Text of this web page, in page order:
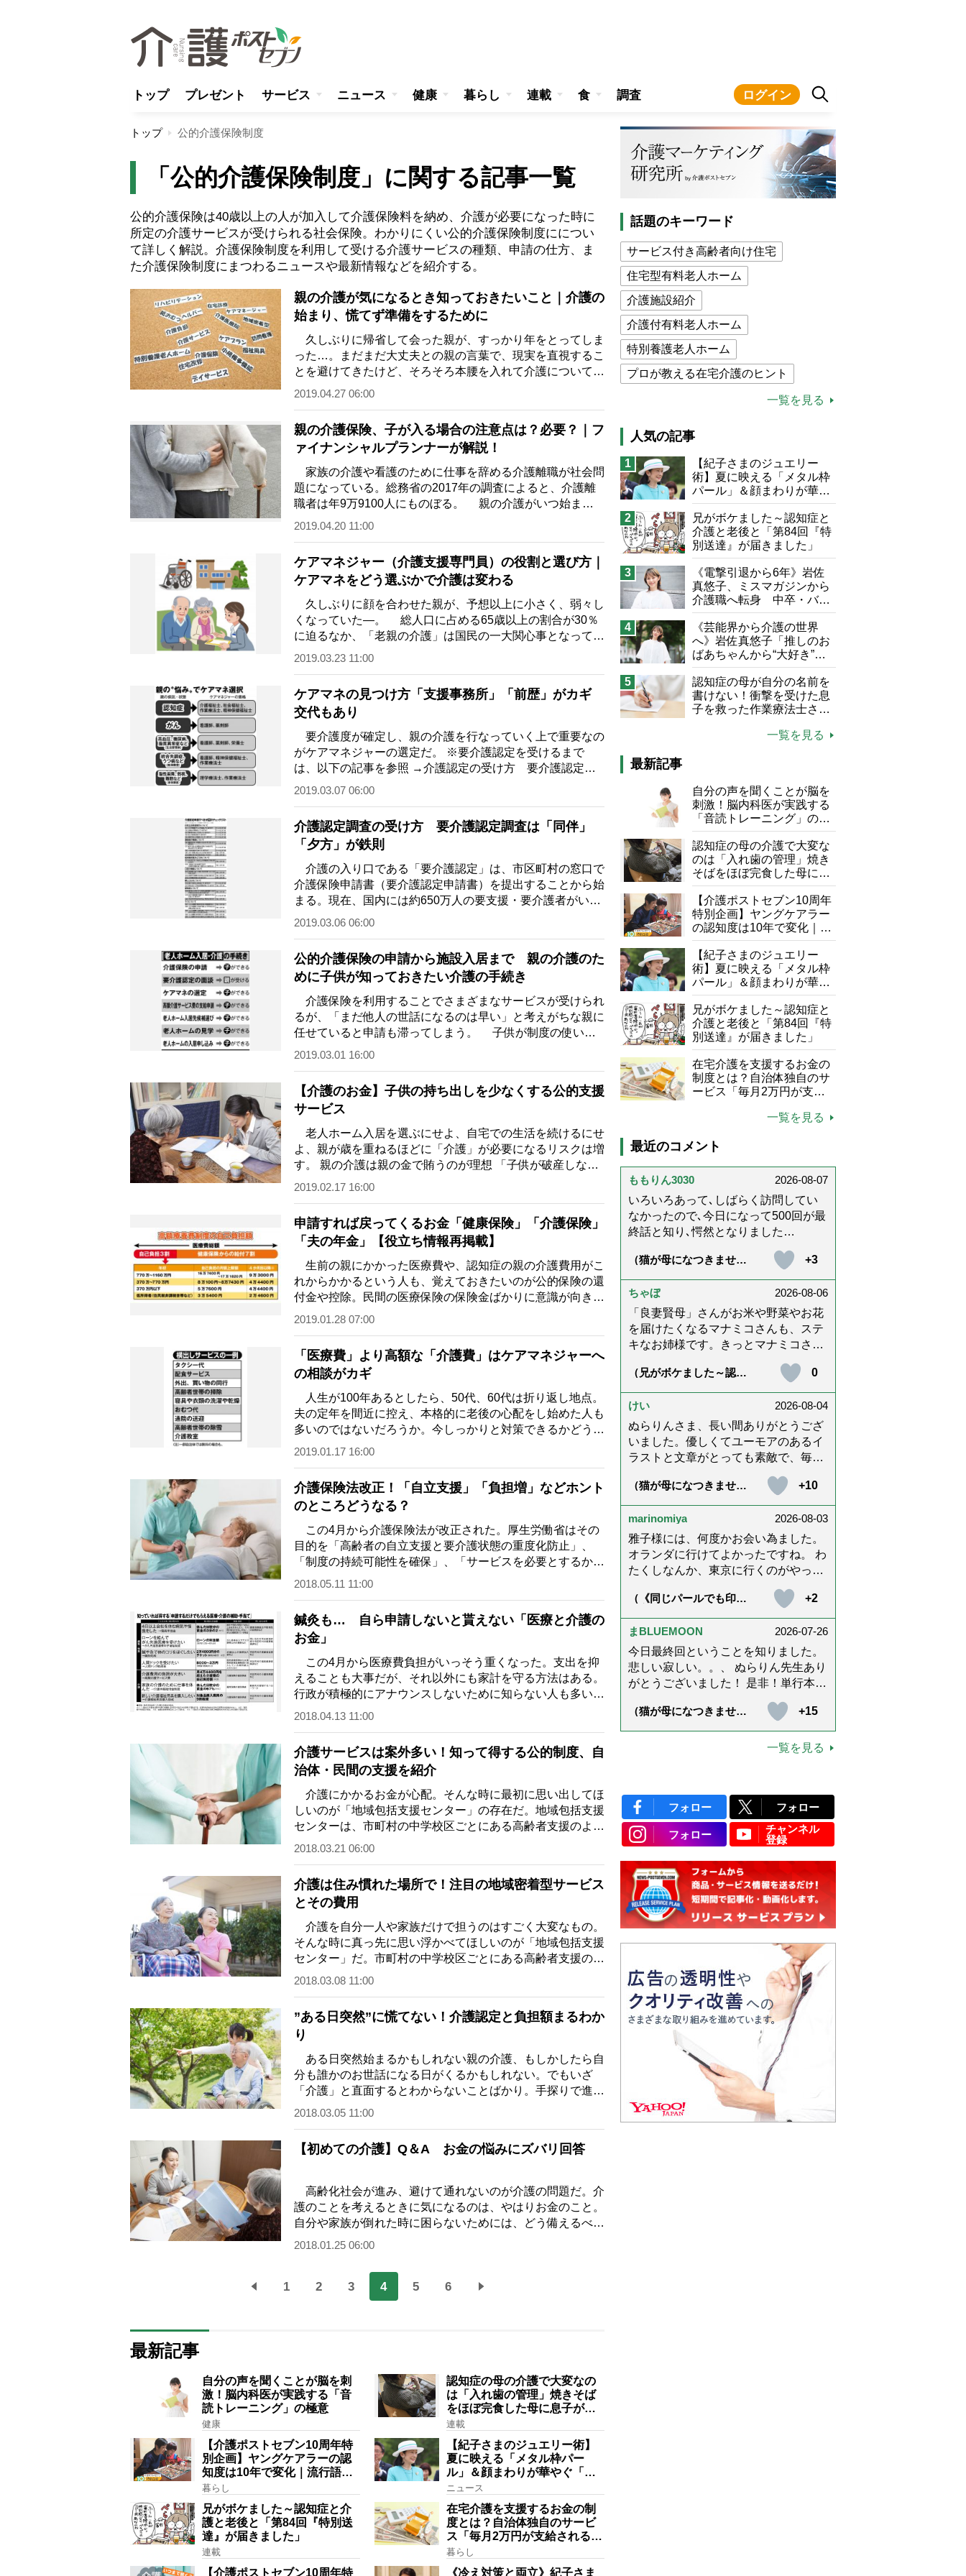
トップ プレゼント サービス ニュース 健康 暮らし 連載 食 調査 ログイン
トップ 公的介護保険制度
「公的介護保険制度」に関する記事一覧
公的介護保険は40歳以上の人が加入して介護保険料を納め、介護が必要になった時に
所定の介護サービスが受けられる社会保険。わかりにくい公的介護保険制度にについ
て詳しく解説。介護保険制度を利用して受ける介護サービスの種類、申請の仕方、ま
た介護保険制度にまつわるニュースや最新情報などを紹介する。
親の介護が気になるとき知っておきたいこと｜介護の
始まり、慌てず準備をするために
久しぶりに帰省して会った親が、すっかり年をとってしま
った…。まだまだ大丈夫との親の言葉で、現実を直視するこ
とを避けてきたけど、そろそろ本腰を入れて介護について考
えるタイミングかも…
2019.04.27 06:00
親の介護保険、子が入る場合の注意点は？必要？｜フ
ァイナンシャルプランナーが解説！
家族の介護や看護のために仕事を辞める介護離職が社会問
題になっている。総務省の2017年の調査によると、介護離
職者は年9万9100人にものぼる。 親の介護がいつ始まる
のか、いくらかかるの…
2019.04.20 11:00
ケアマネジャー（介護支援専門員）の役割と選び方｜
ケアマネをどう選ぶかで介護は変わる
久しぶりに顔を合わせた親が、予想以上に小さく、弱々し
くなっていた―。 総人口に占める65歳以上の割合が30％
に迫るなか、「老親の介護」は国民の一大関心事となってい
る。もし介護の問題…
2019.03.23 11:00
ケアマネの見つけ方「支援事務所」「前歴」がカギ
交代もあり
要介護度が確定し、親の介護を行なっていく上で重要なの
がケアマネジャーの選定だ。 ※要介護認定を受けるまで
は、以下の記事を参照 →介護認定の受け方 要介護認定調
査は「同伴」「夕方」が…
2019.03.07 06:00
介護認定調査の受け方 要介護認定調査は「同伴」
「夕方」が鉄則
介護の入り口である「要介護認定」は、市区町村の窓口で
介護保険申請書（要介護認定申請書）を提出することから始
まる。現在、国内には約650万人の要支援・要介護者がいる
が、認定は様々な介…
2019.03.06 06:00
公的介護保険の申請から施設入居まで 親の介護のた
めに子供が知っておきたい介護の手続き
介護保険を利用することでさまざまなサービスが受けられ
るが、「まだ他人の世話になるのは早い」と考えがちな親に
任せていると申請も滞ってしまう。 子供が制度の使い方
を理解しておけば、…
2019.03.01 16:00
【介護のお金】子供の持ち出しを少なくする公的支援
サービス
老人ホーム入居を選ぶにせよ、自宅での生活を続けるにせ
よ、親が歳を重ねるほどに「介護」が必要になるリスクは増
す。 親の介護は親の金で賄うのが理想 「子供が破産しない
よう、親の介護は…
2019.02.17 16:00
申請すれば戻ってくるお金「健康保険」「介護保険」
「夫の年金」【役立ち情報再掲載】
生前の親にかかった医療費や、認知症の親の介護費用がこ
れからかかるという人も、覚えておきたいのが公的保険の還
付金や控除。民間の医療保険の保険金ばかりに意識が向き、
いざという時に忘…
2019.01.28 07:00
「医療費」より高額な「介護費」はケアマネジャーへ
の相談がカギ
人生が100年あるとしたら、50代、60代は折り返し地点。
夫の定年を間近に控え、本格的に老後の心配をし始めた人も
多いのではないだろうか。今しっかりと対策できるかどうか
で老後の暮らしの豊…
2019.01.17 16:00
介護保険法改正！「自立支援」「負担増」などホント
のところどうなる？
この4月から介護保険法が改正された。厚生労働省はその
目的を「高齢者の自立支援と要介護状態の重度化防止」、
「制度の持続可能性を確保」、「サービスを必要とするかた
に必要なサービスが提…
2018.05.11 11:00
鍼灸も… 自ら申請しないと貰えない「医療と介護の
お金」
この4月から医療費負担がいっそう重くなった。支出を抑
えることも大事だが、それ以外にも家計を守る方法はある。
行政が積極的にアナウンスしないために知らない人も多い
が、国や自治体に申請…
2018.04.13 11:00
介護サービスは案外多い！知って得する公的制度、自
治体・民間の支援を紹介
介護にかかるお金が心配。そんな時に最初に思い出してほ
しいのが「地域包括支援センター」の存在だ。地域包括支援
センターは、市町村の中学校区ごとにある高齢者支援のよろ
ず相談所。介護保…
2018.03.21 06:00
介護は住み慣れた場所で！注目の地域密着型サービス
とその費用
介護を自分一人や家族だけで担うのはすごく大変なもの。
そんな時に真っ先に思い浮かべてほしいのが「地域包括支援
センター」だ。市町村の中学校区ごとにある高齢者支援のよ
ろず相談所で、介…
2018.03.08 11:00
”ある日突然”に慌てない！介護認定と負担額まるわか
り
ある日突然始まるかもしれない親の介護、もしかしたら自
分も誰かのお世話になる日がくるかもしれない。でもいざ
「介護」と直面するとわからないことばかり。手探りで進め
ていても“これがいち…
2018.03.05 11:00
【初めての介護】Q＆A お金の悩みにズバリ回答
高齢化社会が進み、避けて通れないのが介護の問題だ。介
護のことを考えるときに気になるのは、やはりお金のこと。
自分や家族が倒れた時に困らないためには、どう備えるべき
か──専門家がお金…
2018.01.25 06:00
1 2 3 4 5 6
最新記事
自分の声を聞くことが脳を刺
激！脳内科医が実践する「音
読トレーニング」の極意
健康
認知症の母の介護で大変なの
は「入れ歯の管理」焼きそば
をほぼ完食した母に息子が血
の気が引いた理由
連載
【介護ポストセブン10周年特
別企画】ヤングケアラーの認
知度は10年で変化｜流行語大
賞にノミネート、法律にも明
暮らし
【紀子さまのジュエリー術】
夏に映える「メタル枠パー
ル」＆顔まわりが華やぐ「揺
れる一粒」の使い分け方
ニュース
兄がボケました～認知症と介
護と老後と「第84回『特別送
達』が届きました」
連載
在宅介護を支援するお金の制
度とは？自治体独自のサービ
ス「毎月2万円が支給される」
ケースも【FP解説】
暮らし
【介護ポストセブン10周年特 《冷え対策と両立》紀子さま
話題のキーワード
サービス付き高齢者向け住宅
住宅型有料老人ホーム
介護施設紹介
介護付有料老人ホーム
特別養護老人ホーム
プロが教える在宅介護のヒント
介護食
猫が母になつきません
息子の遠距離介護サバイバル術
兄がボケました
便利なサービス
予防法
一覧を見る
人気の記事
1
【紀子さまのジュエリー
術】夏に映える「メタル枠
パール」＆顔まわりが華や
ぐ「揺れる一粒」の使い分
け方
2
兄がボケました～認知症と
介護と老後と「第84回『特
別送達』が届きました」
3
《電撃引退から6年》岩佐
真悠子、ミスマガジンから
介護職へ転身 中卒・バイ
ト経験ゼロの彼女が見つけ
た“居場所”「社会の役に立
ちながら自分らしくいられ
る」
4
《芸能界から介護の世界
へ》岩佐真悠子「推しのお
ばあちゃんから“大好き”を
もらえる」理不尽さも吹き
飛ぶ“やりがい”、介護の現
場は「愛おしい」
5
認知症の母が自分の名前を
書けない！衝撃を受けた息
子を救った作業療法士さん
一覧を見る
最新記事
自分の声を聞くことが脳を
刺激！脳内科医が実践する
「音読トレーニング」の極
意
認知症の母の介護で大変な
のは「入れ歯の管理」焼き
そばをほぼ完食した母に息
子が血の気が引いた理由
【介護ポストセブン10周年
特別企画】ヤングケアラー
の認知度は10年で変化｜流
行語大賞にノミネート、法
律にも明記されたが果たし
て現在は？
【紀子さまのジュエリー
術】夏に映える「メタル枠
パール」＆顔まわりが華や
ぐ「揺れる一粒」の使い分
け方
兄がボケました～認知症と
介護と老後と「第84回『特
別送達』が届きました」
在宅介護を支援するお金の
制度とは？自治体独自のサ
ービス「毎月2万円が支給
一覧を見る
最近のコメント
ももりん3030
2026-08-07
いろいろあって､しばらく訪問してい
なかったので､今日になって500回が最
終話と知り､愕然となりました
ぬらりんさんのホッコリするイラスト
と文章が大好きでした❢❢ 介護では
身内に理解してもらえないもどかしさ
を感じたり､いろいろありましたが､ぬ
らりんさんの文章を読んで心救われた
ことが多々ありました。不定期での近
ゃん・隊長と､健やかにお過ごしくだ
さいね。ご多幸をお祈りしています
☆*゜
（猫が母になつきませ
う」【最終話】）
+3
ちゃぼ
2026-08-06
「良妻賢母」さんがお米や野菜やお花
を届けたくなるマナミコさんも、ステ
キなお姉様です。きっとマナミコさん
たくて、あれこれ詰めて持って来てく
ださってるのだと思います。 お二人と
も良いお友達ですね。
（兄がボケました～認知
回『特別送達』が届きま
した」）
0
けい
2026-08-04
ぬらりんさま、長い間ありがとうござ
いました。優しくてユーモアのあるイ
ラストと文章がとっても素敵で、毎回
母の介護中で、癒されたり励みになり
ました。これから連載がないのが寂し
くてたまりませんが、いろんなエピソ
ード思い出したりしながら頑張ってい
こうと思います。不定期でもいいの
で、また会えますように。書籍化も希
た。
（猫が母になつきませ
う」【最終話】）
+10
marinomiya
2026-08-03
雅子様には、何度かお会い為ました。
オランダに行けてよかったですね。 わ
たくしなんか、東京に行くのがやっと
は、盆踊りのお姿が好きなんですね。
以上です。
（《同じパールでも印象
学ぶ「大人の夏ネックレ
ス」上品＆涼しげに見せ
+2
まBLUEMOON
2026-07-26
今日最終回ということを知りました。
悲しい寂しい。。、 ぬらりん先生あり
がとうございました！ 是非！単行本に
様に。 お願いしますm(_ _)m
（猫が母になつきませ
う」【最終話】）
+15
一覧を見る
フォロー フォロー
フォロー
チャンネル
登録